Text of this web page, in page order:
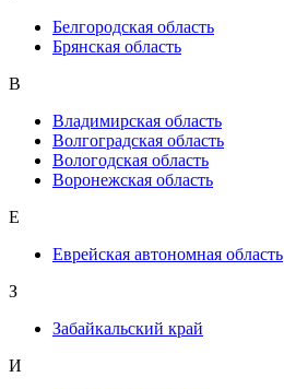
Белгородская область
Брянская область
В
Владимирская область
Волгоградская область
Вологодская область
Воронежская область
Е
Еврейская автономная область
З
Забайкальский край
И